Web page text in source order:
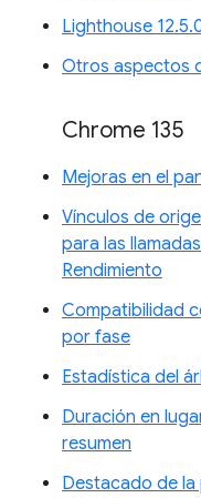
Lighthouse
Otros aspectos
Chrome 135
Mejoras en el
Vínculos de
para las
Rendimiento
Compatibilidad
por fase
Estadística del
Duración en
resumen
Destacado de la